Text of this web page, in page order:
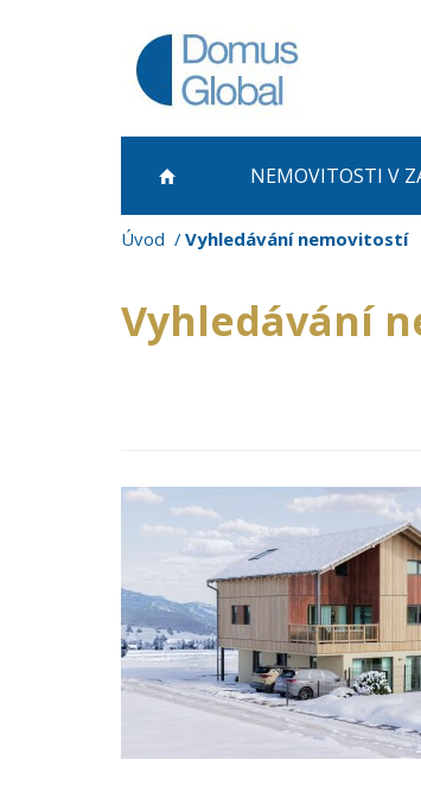
NEMOVITOSTI V
Úvod Vyhledávání nemovitostí
Vyhledávání